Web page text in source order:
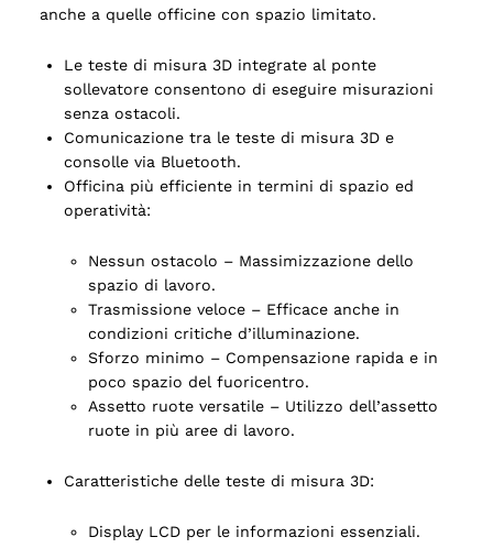
anche a quelle officine con spazio limitato.
Le teste di misura 3D integrate al ponte
sollevatore consentono di eseguire misurazioni
senza ostacoli.
Comunicazione tra le teste di misura 3D e
consolle via Bluetooth.
Officina più efficiente in termini di spazio ed
operatività:
Nessun ostacolo – Massimizzazione dello
spazio di lavoro.
Trasmissione veloce – Efficace anche in
condizioni critiche d’illuminazione.
Sforzo minimo – Compensazione rapida e in
poco spazio del fuoricentro.
Assetto ruote versatile – Utilizzo dell’assetto
ruote in più aree di lavoro.
Caratteristiche delle teste di misura 3D:
Display LCD per le informazioni essenziali.